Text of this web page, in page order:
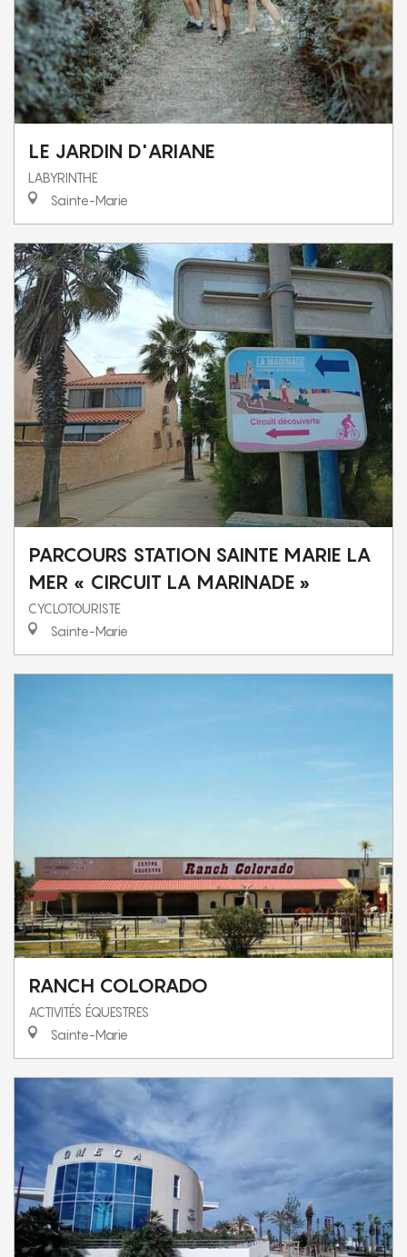
LE JARDIN D'ARIANE
LABYRINTHE
Sainte-Marie
PARCOURS STATION SAINTE MARIE LA
MER « CIRCUIT LA MARINADE »
CYCLOTOURISTE
Sainte-Marie
RANCH COLORADO
ACTIVITÉS ÉQUESTRES
Sainte-Marie